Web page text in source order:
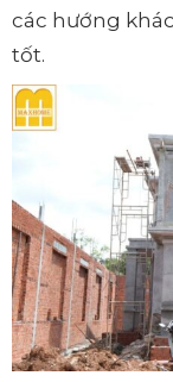
các hướng
tốt.